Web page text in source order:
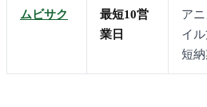
ムビサク
最短10営
業日
ア
イ
短